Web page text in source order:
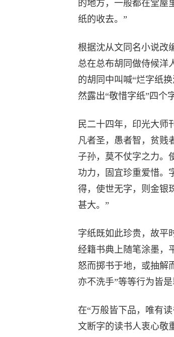
的地方，一般都在堂屋
纸的收去。”
根据沈从文同名小说改
总在总布胡同做侍候洋
的胡同中叫喊“烂字纸
然露出“敬惜字纸”四个
民二十四年，印光大师
凡者圣，愚者智，贫贱
子孙，莫不仗字之力。
功力，固宜珍重爱惜。
得，使世无字，则金银
甚大。”
字纸既如此珍贵，故平
经籍书典上随笔涂墨，
怒而掷书于地，或抽解
亦不洗手”等等行为皆
在“万般皆下品，唯有
文断字的读书人衷心敬